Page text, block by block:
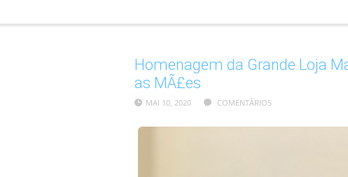
Homenagem da Grande Loja
as MÃ£es
MAI 10, 2020 COMENTÁRIOS